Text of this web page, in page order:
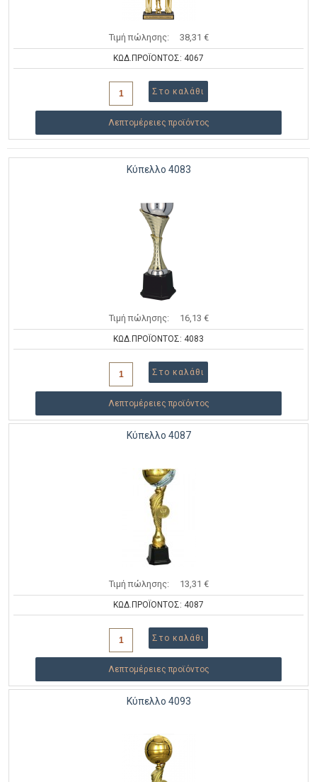
Τιμή πώλησης: 38,31 €
ΚΩΔ.ΠΡΟΪΟΝΤΟΣ: 4067
Λεπτομέρειες προϊόντος
Κύπελλο 4083
Τιμή πώλησης: 16,13 €
ΚΩΔ.ΠΡΟΪΟΝΤΟΣ: 4083
Λεπτομέρειες προϊόντος
Κύπελλο 4087
Τιμή πώλησης: 13,31 €
ΚΩΔ.ΠΡΟΪΟΝΤΟΣ: 4087
Λεπτομέρειες προϊόντος
Κύπελλο 4093